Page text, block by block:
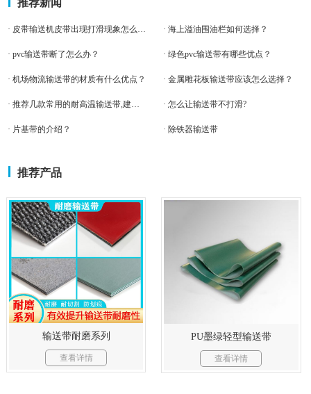
· 海上溢油围油栏如何选择？
· pvc输送带断了怎么办？ · 绿色pvc输送带有哪些优点？
· 机场物流输送带的材质有什么优点？ · 金属雕花板输送带应该怎么选择？
· 怎么让输送带不打滑?
· 片基带的介绍？ · 除铁器输送带
推荐产品
输送带耐磨系列
查看详情
PU墨绿轻型输送带
查看详情